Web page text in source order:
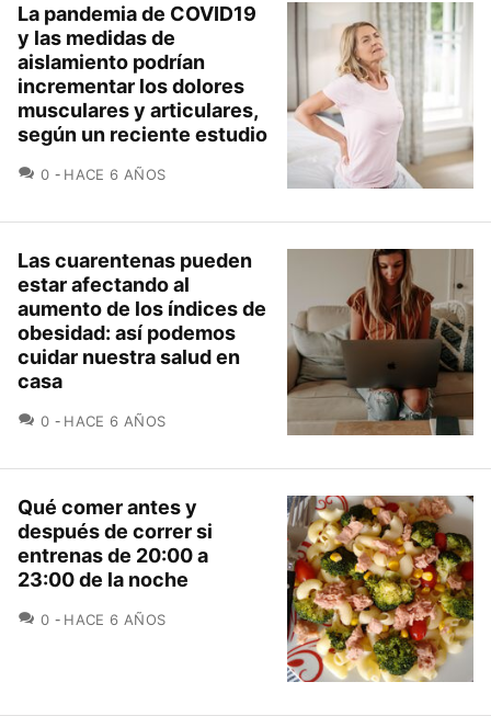
La pandemia de COVID19
y las medidas de
aislamiento podrían
incrementar los dolores
musculares y articulares,
según un reciente estudio
0 COMENTARIOS
HACE 6 AÑOS
Las cuarentenas pueden
estar afectando al
aumento de los índices de
obesidad: así podemos
cuidar nuestra salud en
casa
0 COMENTARIOS
HACE 6 AÑOS
Qué comer antes y
después de correr si
entrenas de 20:00 a
23:00 de la noche
0 COMENTARIOS
HACE 6 AÑOS